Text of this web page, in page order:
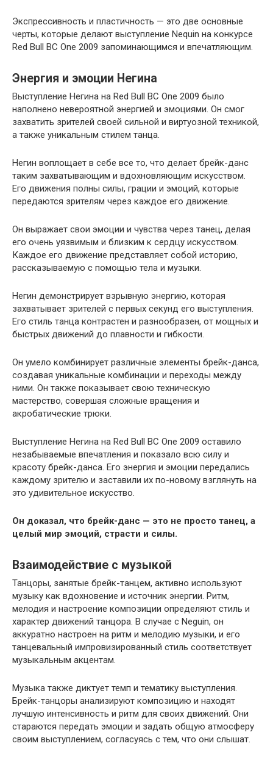
Экспрессивность и пластичность — это две основные
черты, которые делают выступление Nequin на конкурсе
Red Bull BC One 2009 запоминающимся и впечатляющим.
Энергия и эмоции Негина
Выступление Негина на Red Bull BC One 2009 было
наполнено невероятной энергией и эмоциями. Он смог
захватить зрителей своей сильной и виртуозной техникой,
а также уникальным стилем танца.
Негин воплощает в себе все то, что делает брейк-данс
таким захватывающим и вдохновляющим искусством.
Его движения полны силы, грации и эмоций, которые
передаются зрителям через каждое его движение.
Он выражает свои эмоции и чувства через танец, делая
его очень уязвимым и близким к сердцу искусством.
Каждое его движение представляет собой историю,
рассказываемую с помощью тела и музыки.
Негин демонстрирует взрывную энергию, которая
захватывает зрителей с первых секунд его выступления.
Его стиль танца контрастен и разнообразен, от мощных и
быстрых движений до плавности и гибкости.
Он умело комбинирует различные элементы брейк-данса,
создавая уникальные комбинации и переходы между
ними. Он также показывает свою техническую
мастерство, совершая сложные вращения и
акробатические трюки.
Выступление Негина на Red Bull BC One 2009 оставило
незабываемые впечатления и показало всю силу и
красоту брейк-данса. Его энергия и эмоции передались
каждому зрителю и заставили их по-новому взглянуть на
это удивительное искусство.
Он доказал, что брейк-данс — это не просто танец, а
целый мир эмоций, страсти и силы.
Взаимодействие с музыкой
Танцоры, занятые брейк-танцем, активно используют
музыку как вдохновение и источник энергии. Ритм,
мелодия и настроение композиции определяют стиль и
характер движений танцора. В случае с Neguin, он
аккуратно настроен на ритм и мелодию музыки, и его
танцевальный импровизированный стиль соответствует
музыкальным акцентам.
Музыка также диктует темп и тематику выступления.
Брейк-танцоры анализируют композицию и находят
лучшую интенсивность и ритм для своих движений. Они
стараются передать эмоции и задать общую атмосферу
своим выступлением, согласуясь с тем, что они слышат.